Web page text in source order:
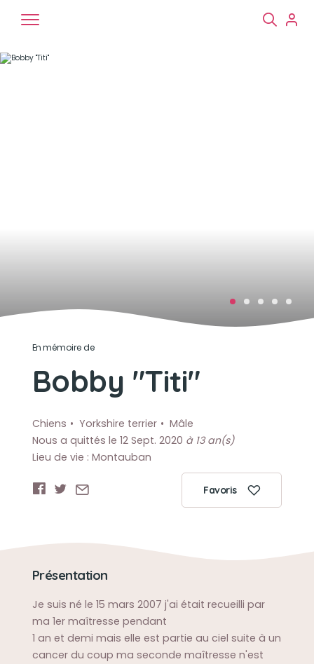
En mémoire de
Bobby "Titi"
Chiens Yorkshire terrier
Mâle
Nous a quittés le 12 Sept. 2020 à 13 an(s)
Lieu de vie : Montauban
Favoris
Présentation
Je suis né le 15 mars 2007 j'ai était recueilli par
ma 1er maîtresse pendant
1 an et demi mais elle est partie au ciel suite à un
cancer du coup ma seconde maîtresse n'est